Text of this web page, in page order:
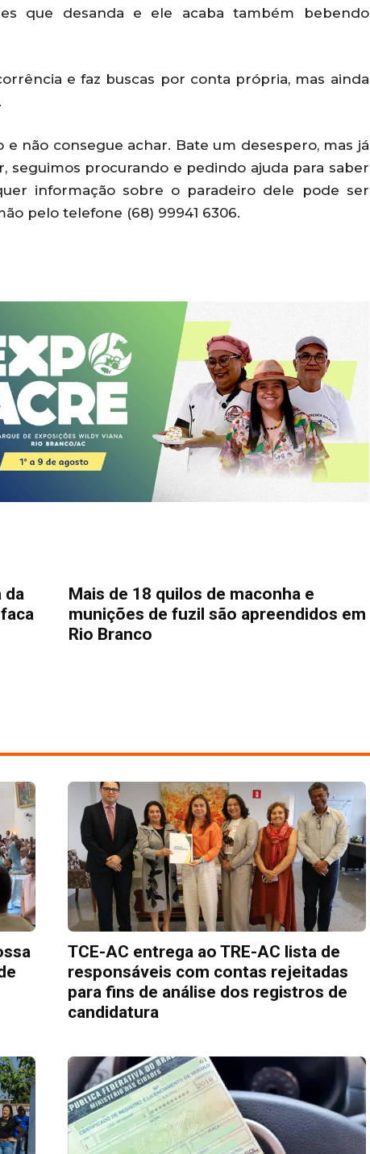
que desanda e ele acaba também bebendo
e faz buscas por conta própria, mas ainda
não consegue achar. Bate um desespero, mas já
seguimos procurando e pedindo ajuda para saber
informação sobre o paradeiro dele pode ser
pelo telefone (68) 99941 6306.
da
Mais de 18 quilos de maconha e
munições de fuzil são apreendidos em
Rio Branco
TCE-AC entrega ao TRE-AC lista de
responsáveis com contas rejeitadas
para fins de análise dos registros de
candidatura